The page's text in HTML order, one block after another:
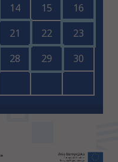
14 15
16
21 22
23
28 29
30